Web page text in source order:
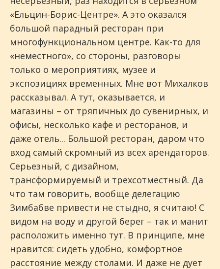
«Ельцин-Борис-Центре». А это оказался
большой парадный ресторан при
многофункциональном центре. Как-то для
«неместного», со стороны, разговоры
только о мероприятиях, музее и
экспозициях временных. Мне вот Михалков
рассказывал. А тут, оказывается, и
магазины – от тряпичных до сувенирных, и
офисы, несколько кафе и ресторанов, и
даже отель... Большой ресторан, даром что
вход самый скромный из всех арендаторов.
Серьезный, с дизайном,
трансформируемый и трехсотместный. Да
что там говорить, вообще делегацию
Зимбабве привести не стыдно, я считаю! С
видом на воду и другой берег – так и манит
расположить именно тут. В принципе, мне
нравится: сидеть удобно, комфортное
расстояние между столами. И даже не дует